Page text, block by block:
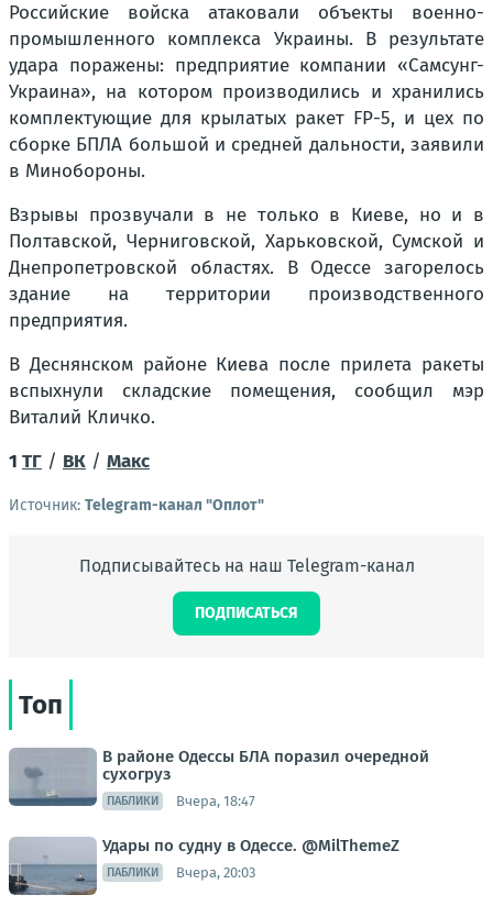
Российские войска атаковали объекты военно-
промышленного комплекса Украины. В результате
удара поражены: предприятие компании «Самсунг-
Украина», на котором производились и хранились
комплектующие для крылатых ракет FP-5, и цех по
сборке БПЛА большой и средней дальности, заявили
в Минобороны.
Взрывы прозвучали в не только в Киеве, но и в
Полтавской, Черниговской, Харьковской, Сумской и
Днепропетровской областях. В Одессе загорелось
здание на территории производственного
предприятия.
В Деснянском районе Киева после прилета ракеты
вспыхнули складские помещения, сообщил мэр
Виталий Кличко.
1 ТГ / ВК / Макс
Источник: Telegram-канал "Оплот"
Подписывайтесь на наш Telegram-канал
ПОДПИСАТЬСЯ
Топ
В районе Одессы БЛА поразил очередной
сухогруз
ПАБЛИКИ Вчера, 18:47
Удары по судну в Одессе. @MilThemeZ
ПАБЛИКИ Вчера, 20:03